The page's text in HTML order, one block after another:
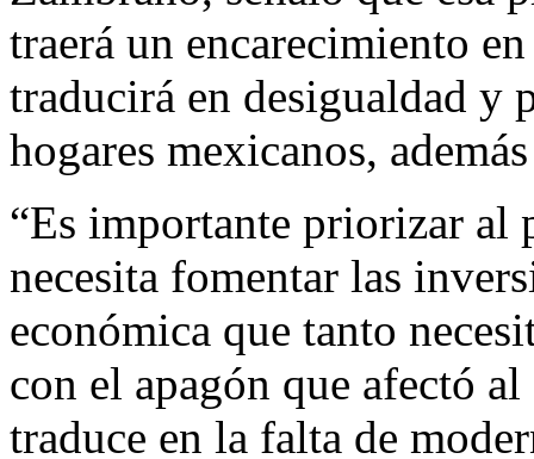
traerá un encarecimiento
traducirá en desigualdad y
hogares mexicanos,
“Es importante priorizar al
necesita fomentar las
económica que tanto
con el apagón que afectó
traduce en la falta de